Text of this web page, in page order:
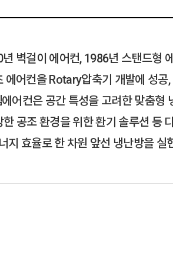
벽걸이 에어컨, 1986년 스탠드형
에어컨을 Rotary압축기 개발에 성공
어컨은 공간 특성을 고려한 맞춤형
한 공조 환경을 위한 환기 솔루션 등
지 효율로 한 차원 앞선 냉난방을 실